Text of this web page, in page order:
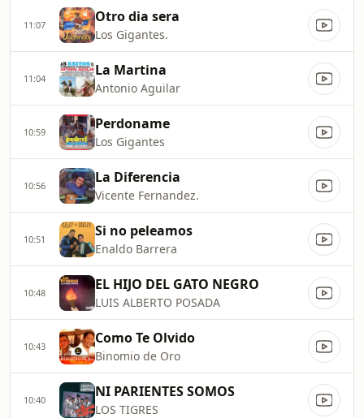
11:07 Otro dia sera
Los Gigantes.
11:04 La Martina
Antonio Aguilar
10:59 Perdoname
Los Gigantes
10:56 La Diferencia
Vicente Fernandez.
10:51 Si no peleamos
Enaldo Barrera
10:48 EL HIJO DEL GATO NEGRO
LUIS ALBERTO POSADA
10:43 Como Te Olvido
Binomio de Oro
10:40 NI PARIENTES SOMOS
LOS TIGRES